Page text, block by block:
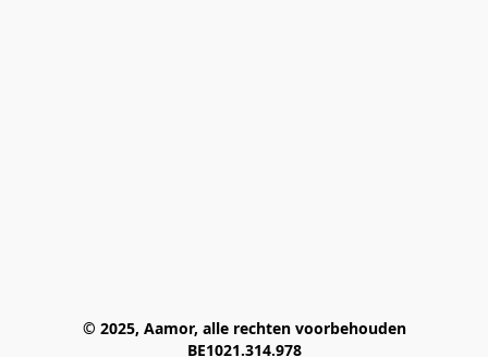
© 2025, Aamor, alle rechten voorbehouden
BE1021.314.978